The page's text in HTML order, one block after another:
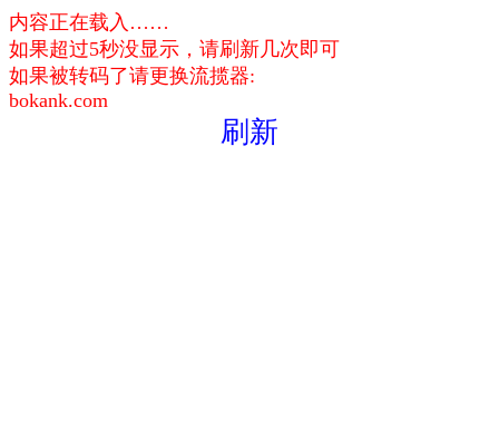
内容正在载入……
如果超过5秒没显示，请刷新几次即可
如果被转码了请更换流揽器:
bokank.com
刷新